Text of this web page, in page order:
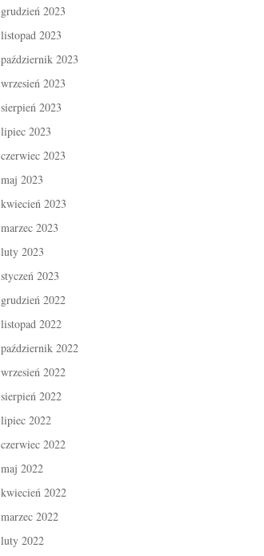
grudzień 2023
listopad 2023
październik 2023
wrzesień 2023
sierpień 2023
lipiec 2023
czerwiec 2023
maj 2023
kwiecień 2023
marzec 2023
luty 2023
styczeń 2023
grudzień 2022
listopad 2022
październik 2022
wrzesień 2022
sierpień 2022
lipiec 2022
czerwiec 2022
maj 2022
kwiecień 2022
marzec 2022
luty 2022